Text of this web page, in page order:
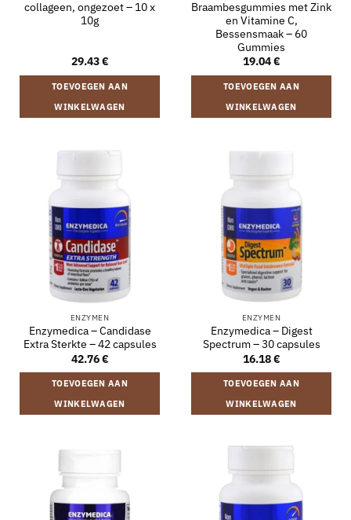
collageen, ongezoet – 10 x
10g
29.43€
TOEVOEGEN AAN
WINKELWAGEN
Braambesgummies met Zink
en Vitamine C,
Bessensmaak – 60
Gummies
19.04€
TOEVOEGEN AAN
WINKELWAGEN
ENZYMEN
Enzymedica – Candidase
Extra Sterkte – 42 capsules
42.76€
TOEVOEGEN AAN
WINKELWAGEN
ENZYMEN
Enzymedica – Digest
Spectrum – 30 capsules
16.18€
TOEVOEGEN AAN
WINKELWAGEN